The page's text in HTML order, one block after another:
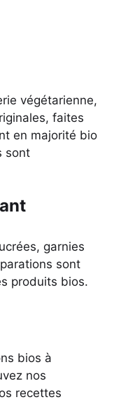
végétarienne,
faites
en majorité bio
sont
garnies
sont
produits bios.
bios à
nos
recettes